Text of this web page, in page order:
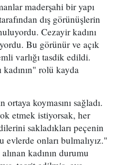
maderşahi bir yapı
dış görünüşlerin
Cezayir kadını
Bu görünür ve açık
varlığı tasdik edildi.
rolü kayda
koymasını sağladı.
etmek istiyorsak, her
sakladıkları peçenin
evlerde onları bulmalıyız."
kadının durumu